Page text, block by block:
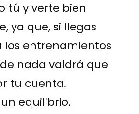
tú y verte bien
ya que, si llegas
los entrenamientos
nada valdrá que
tu cuenta.
equilibrio.